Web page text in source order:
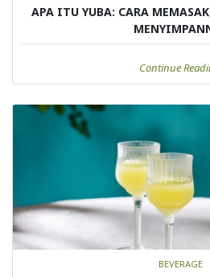
APA ITU YUBA: CARA
Continue
BEVERAGE